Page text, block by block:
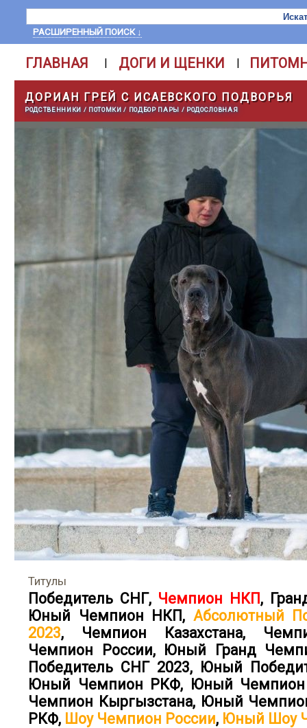
РАСШИРЕННЫЙ ПОИСК ↓
ГЛАВНАЯ | ДОГИ И ЩЕНКИ |
ДОРИАН ГРЕЙ С ИСАЕВСКОГО ПОДВОРЬЯ
РОДСТВЕННИКИ / ПОТОМКИ/ ПОДБОР ПАРЫ / РОДОСЛОВНАЯ
Титулы
Победитель СНГ, Чемпион НКП,
Юный Чемпион НКП, Абсолютный
2023, Чемпион Казахстана,
Чемпион России, Юный Гранд
Победитель СНГ 2023, Юный
Юный Чемпион РКФ, Юный Чемпион
Чемпион Кыргызстана, Юный
РКФ, Шоу Чемпион России, Юный Шоу